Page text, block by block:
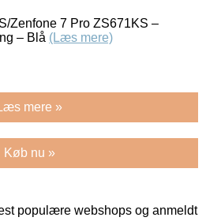
Zenfone 7 Pro ZS671KS –
– Blå (Læs mere)
mere »
Køb nu »
populære webshops og anmeldt